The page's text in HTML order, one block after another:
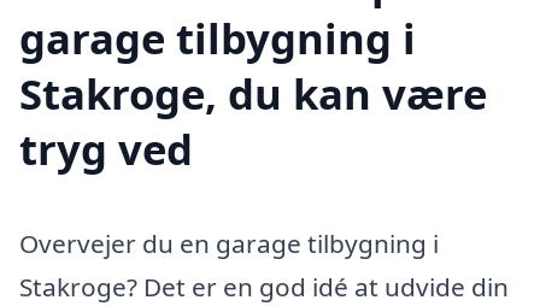
garage tilbygning i
Stakroge, du kan være
tryg ved
Overvejer du en garage tilbygning i
Stakroge? Det er en god idé at udvide din